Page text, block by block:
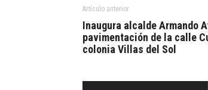
Artículo anterior
Inaugura alcalde Armando
pavimentación de la calle
colonia Villas del Sol